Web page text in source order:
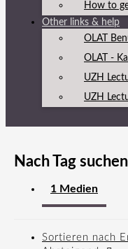
How to
Other links & help
OLAT
OLAT -
UZH
UZH
Nach Tag
1 Medien
Sortieren nach